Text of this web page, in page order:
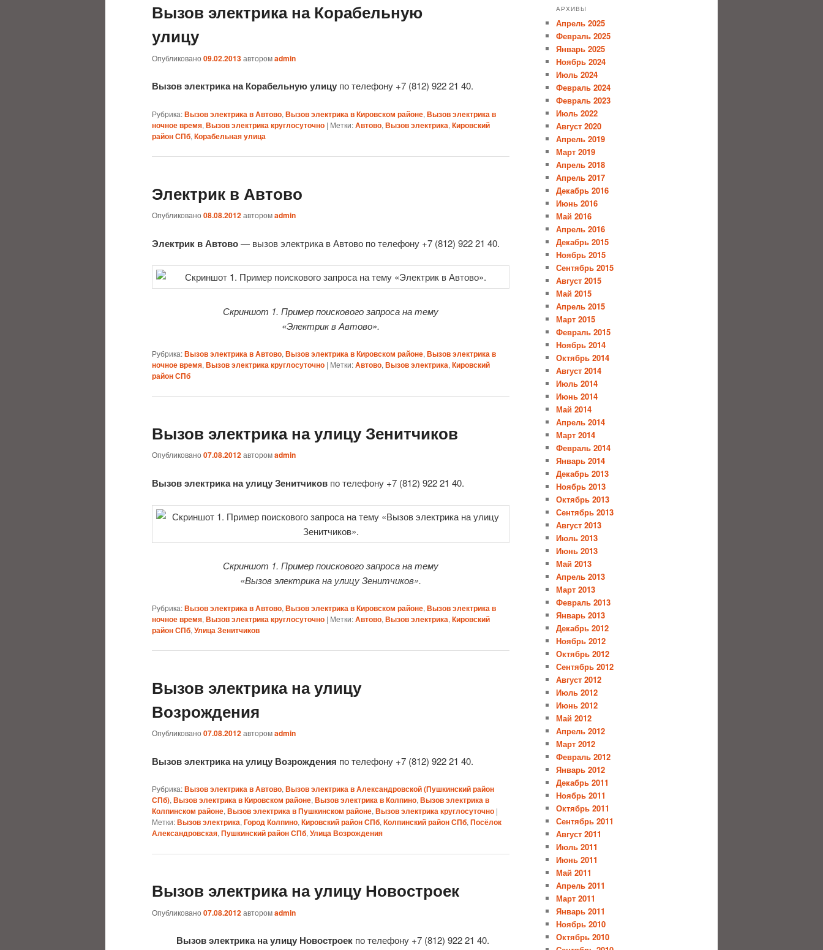
Вызов электрика на Корабельную
улицу
Опубликовано 09.02.2013авторомadmin
Вызов электрика на Корабельную улицу по телефону +7 (812) 922 21 40.
Рубрика:Вызов электрика в Автово, Вызов электрика в Кировском районе, Вызов электрика в
ночное время, Вызов электрика круглосуточно | Метки:Автово, Вызов электрика, Кировский
район СПб, Корабельная улица
Электрик в Автово
Опубликовано 08.08.2012авторомadmin
Электрик в Автово— вызов электрика в Автово по телефону +7 (812) 922 21 40.
Скриншот 1. Пример поискового запроса на тему
«Электрик в Автово».
Рубрика:Вызов электрика в Автово, Вызов электрика в Кировском районе, Вызов электрика в
ночное время, Вызов электрика круглосуточно | Метки:Автово, Вызов электрика, Кировский
район СПб
Вызов электрика на улицу Зенитчиков
Опубликовано 07.08.2012авторомadmin
Вызов электрика на улицу Зенитчиков по телефону +7 (812) 922 21 40.
Скриншот 1. Пример поискового запроса на тему
«Вызов электрика на улицу Зенитчиков».
Рубрика:Вызов электрика в Автово, Вызов электрика в Кировском районе, Вызов электрика в
ночное время, Вызов электрика круглосуточно | Метки:Автово, Вызов электрика, Кировский
район СПб, Улица Зенитчиков
Вызов электрика на улицу
Возрождения
Опубликовано 07.08.2012авторомadmin
Вызов электрика на улицу Возрождения по телефону +7 (812) 922 21 40.
Рубрика:Вызов электрика в Автово, Вызов электрика в Александровской (Пушкинский район
СПб), Вызов электрика в Кировском районе, Вызов электрика в Колпино, Вызов электрика в
Колпинском районе, Вызов электрика в Пушкинском районе, Вызов электрика круглосуточно |
Метки:Вызов электрика, Город Колпино, Кировский район СПб, Колпинский район СПб, Посёлок
Александровская, Пушкинский район СПб, Улица Возрождения
Вызов электрика на улицу Новостроек
Опубликовано 07.08.2012авторомadmin
Вызов электрика на улицу Новостроек по телефону +7 (812) 922 21 40.
АРХИВЫ
Апрель 2025
Февраль 2025
Январь 2025
Ноябрь 2024
Июль 2024
Февраль 2024
Февраль 2023
Июль 2022
Август 2020
Апрель 2019
Март 2019
Апрель 2018
Апрель 2017
Декабрь 2016
Июнь 2016
Май 2016
Апрель 2016
Декабрь 2015
Ноябрь 2015
Сентябрь 2015
Август 2015
Май 2015
Апрель 2015
Март 2015
Февраль 2015
Ноябрь 2014
Октябрь 2014
Август 2014
Июль 2014
Июнь 2014
Май 2014
Апрель 2014
Март 2014
Февраль 2014
Январь 2014
Декабрь 2013
Ноябрь 2013
Октябрь 2013
Сентябрь 2013
Август 2013
Июль 2013
Июнь 2013
Май 2013
Апрель 2013
Март 2013
Февраль 2013
Январь 2013
Декабрь 2012
Ноябрь 2012
Октябрь 2012
Сентябрь 2012
Август 2012
Июль 2012
Июнь 2012
Май 2012
Апрель 2012
Март 2012
Февраль 2012
Январь 2012
Декабрь 2011
Ноябрь 2011
Октябрь 2011
Сентябрь 2011
Август 2011
Июль 2011
Июнь 2011
Май 2011
Апрель 2011
Март 2011
Январь 2011
Ноябрь 2010
Октябрь 2010